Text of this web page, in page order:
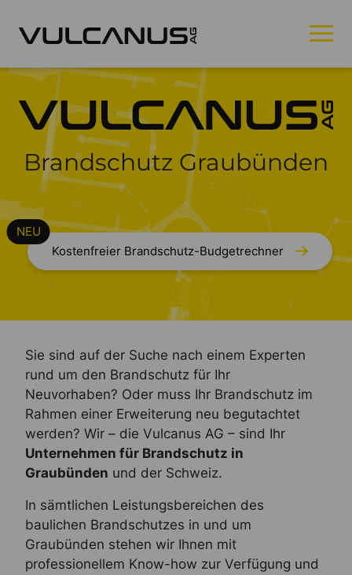
Brandschutz Graubünden
Kostenfreier Brandschutz-Budgetrechner
Sie sind auf der Suche nach einem Experten
rund um den Brandschutz für Ihr
Neuvorhaben? Oder muss Ihr Brandschutz im
Rahmen einer Erweiterung neu begutachtet
werden? Wir – die Vulcanus AG – sind Ihr
Unternehmen für Brandschutz in
Graubünden und der Schweiz.
In sämtlichen Leistungsbereichen des
baulichen Brandschutzes in und um
Graubünden stehen wir Ihnen mit
professionellem Know-how zur Verfügung und